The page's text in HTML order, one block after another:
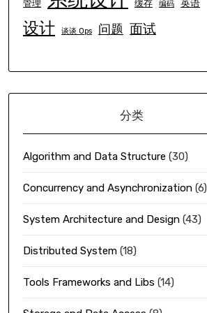
管理 缓存 编码 英语
设计 谈谈 Ops 问题 面试
分类
Algorithm and Data Structure (30)
Concurrency and Asynchronization(6)
System Architecture and Design(43)
Distributed System(18)
Tools Frameworks and Libs (14)